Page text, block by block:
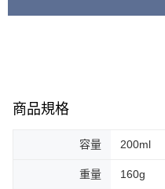
商品規格
容量 200ml
重量 160g